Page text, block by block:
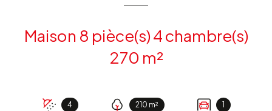
Maison 8 pièce(s) 4 chambre(s)
270 m²
4 210 m² 1